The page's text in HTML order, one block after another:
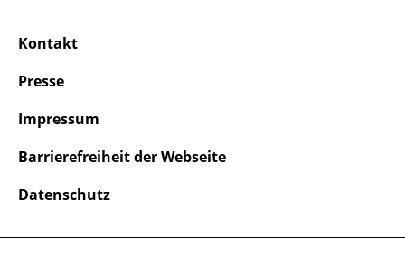
Kontakt
Presse
Impressum
Barrierefreiheit der Webseite
Datenschutz